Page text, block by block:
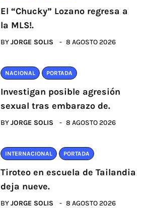
El “Chucky” Lozano regresa a
la MLS!.
BYJORGE SOLIS 8 AGOSTO 2026
NACIONAL PORTADA
Investigan posible agresión
sexual tras embarazo de.
BYJORGE SOLIS 8 AGOSTO 2026
INTERNACIONAL PORTADA
Tiroteo en escuela de Tailandia
deja nueve.
BYJORGE SOLIS 8 AGOSTO 2026